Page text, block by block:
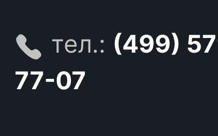
тел.: (499)
77-07